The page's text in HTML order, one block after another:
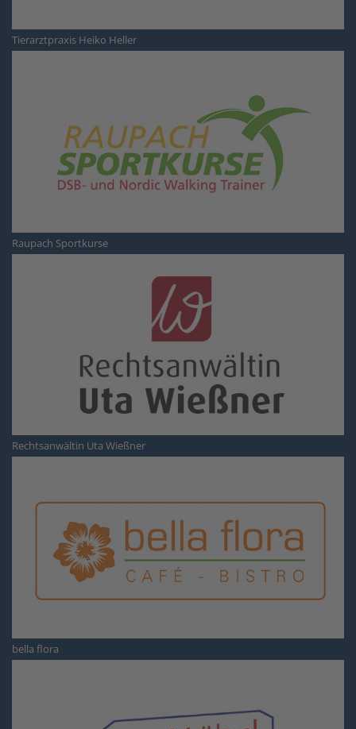
Tierarztpraxis Heiko Heller
Raupach Sportkurse
Rechtsanwältin Uta Wießner
bella flora